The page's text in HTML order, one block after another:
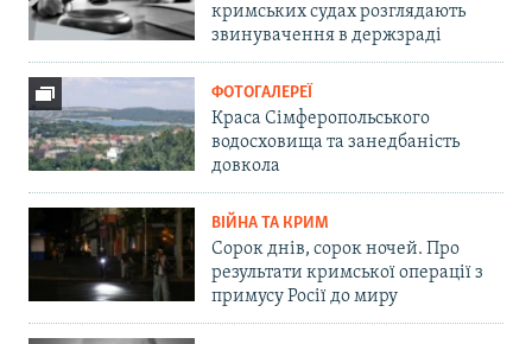
кримських судах розглядають
звинувачення в держзраді
ФОТОГАЛЕРЕЇ
Краса Сімферопольського
водосховища та занедбаність
довкола
ВІЙНА ТА КРИМ
Сорок днів, сорок ночей. Про
результати кримської операції з
примусу Росії до миру